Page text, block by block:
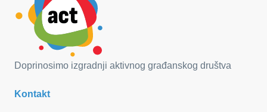
Doprinosimo izgradnji aktivnog građanskog društva
Kontakt